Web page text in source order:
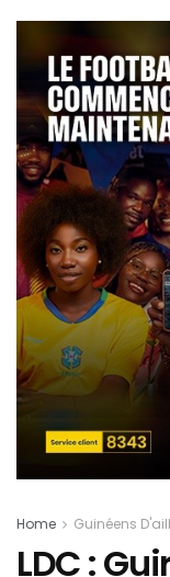
Home Guinéens
LDC :